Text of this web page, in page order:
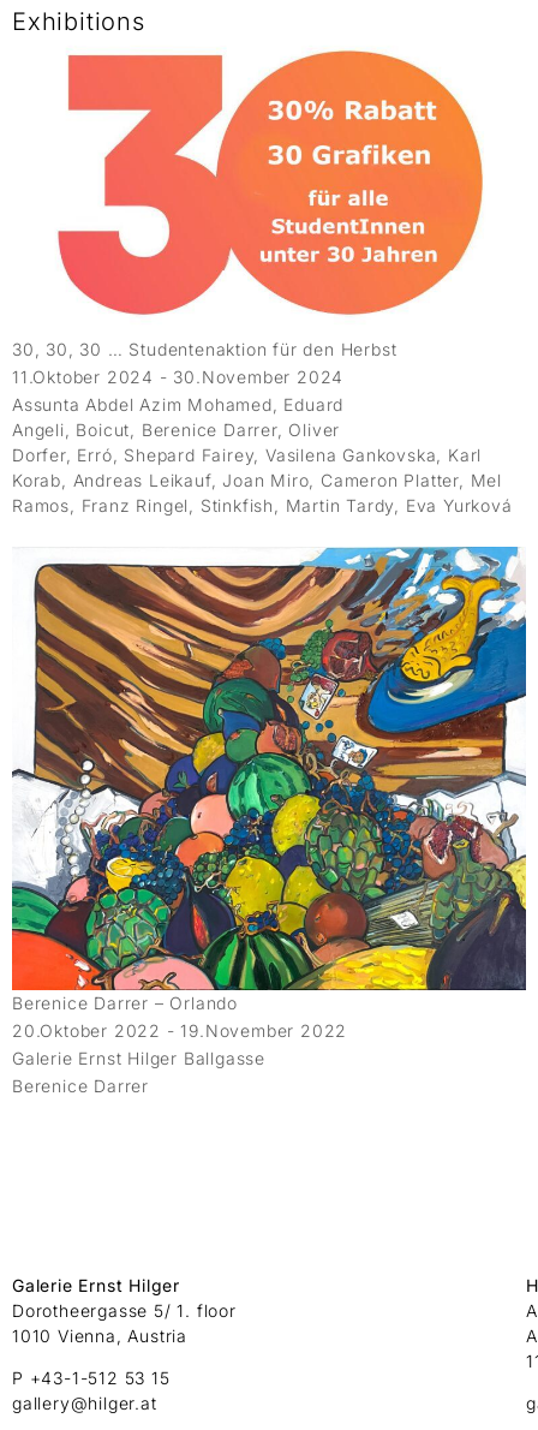
Exhibitions
30, 30, 30 … Studentenaktion für den Herbst
11.Oktober 2024 - 30.November 2024
Assunta Abdel Azim Mohamed, Eduard
Angeli, Boicut, Berenice Darrer, Oliver
Dorfer, Erró, Shepard Fairey, Vasilena Gankovska, Karl
Korab, Andreas Leikauf, Joan Miro, Cameron Platter, Mel
Ramos, Franz Ringel, Stinkfish, Martin Tardy, Eva Yurková
Berenice Darrer – Orlando
20.Oktober 2022 - 19.November 2022
Galerie Ernst Hilger Ballgasse
Berenice Darrer
Galerie Ernst Hilger
Dorotheergasse 5/ 1. floor
1010 Vienna, Austria
P +43-1-512 53 15
gallery@hilger.at